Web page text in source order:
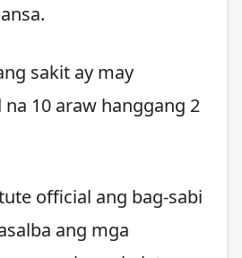
sakit ay may
10 araw hanggang 2
official ang bag-sabi
ang mga